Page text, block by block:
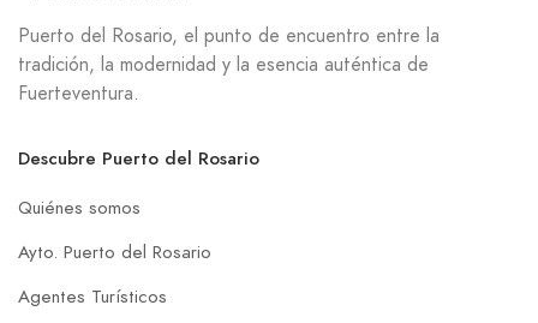
Puerto del Rosario, el punto de encuentro entre la
tradición, la modernidad y la esencia auténtica de
Fuerteventura.
Descubre Puerto del Rosario
Quiénes somos
Ayto. Puerto del Rosario
Agentes Turísticos